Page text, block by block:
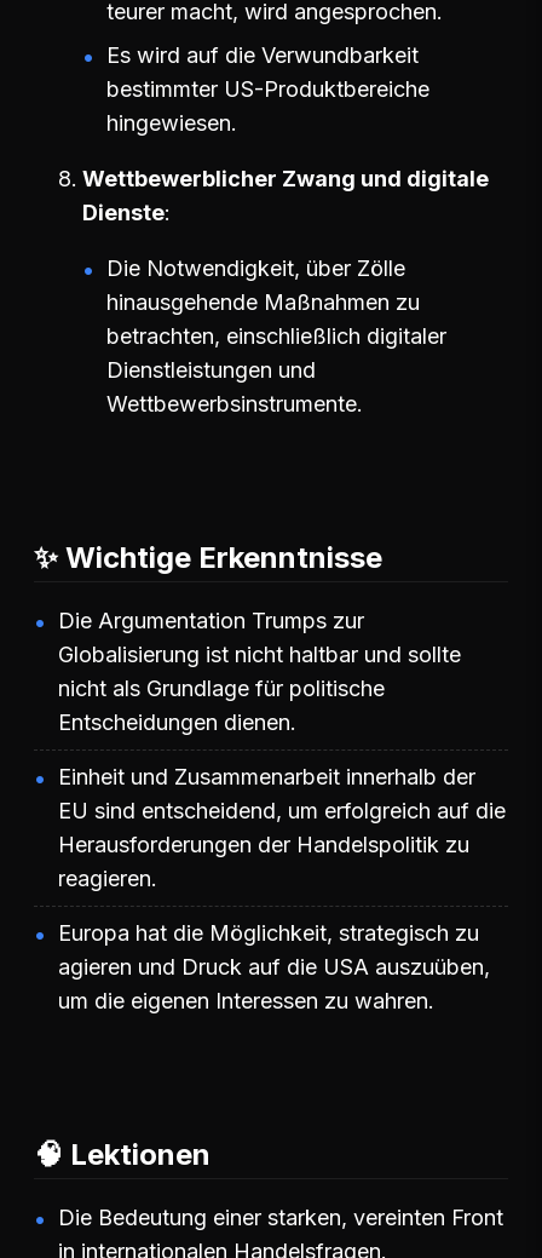
teurer macht, wird angesprochen.
Es wird auf die Verwundbarkeit
bestimmter US-Produktbereiche
hingewiesen.
Wettbewerblicher Zwang und digitale
Dienste
Die Notwendigkeit, über Zölle
hinausgehende Maßnahmen zu
betrachten, einschließlich digitaler
Dienstleistungen und
Wettbewerbsinstrumente.
✨ Wichtige Erkenntnisse
Die Argumentation Trumps zur
Globalisierung ist nicht haltbar und sollte
nicht als Grundlage für politische
Entscheidungen dienen.
Einheit und Zusammenarbeit innerhalb der
EU sind entscheidend, um erfolgreich auf die
Herausforderungen der Handelspolitik zu
reagieren.
Europa hat die Möglichkeit, strategisch zu
agieren und Druck auf die USA auszuüben,
um die eigenen Interessen zu wahren.
🧠 Lektionen
Die Bedeutung einer starken, vereinten Front
in internationalen Handelsfragen.